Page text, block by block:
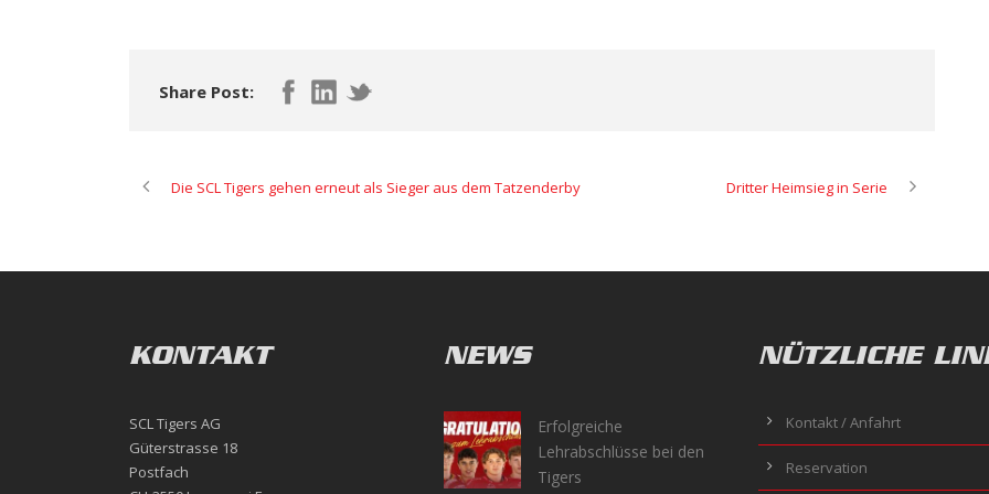
Share Post:
Die SCL Tigers gehen erneut als Sieger aus dem Tatzenderby Dritter Heimsieg in Serie
KONTAKT
SCL Tigers AG
Güterstrasse 18
Postfach
NEWS
Erfolgreiche
Lehrabschlüsse bei den
Tigers
NÜTZLICHE
Kontakt / Anfahrt
Reservation